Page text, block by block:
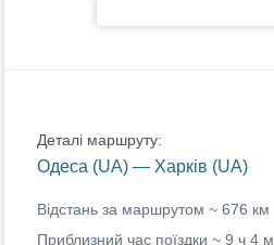
Деталі маршруту:
Одеса (UA) — Харків (UA)
Відстань за маршрутом ~ 676 км
Приблизний час поїздки ~ 9 ч 4 м